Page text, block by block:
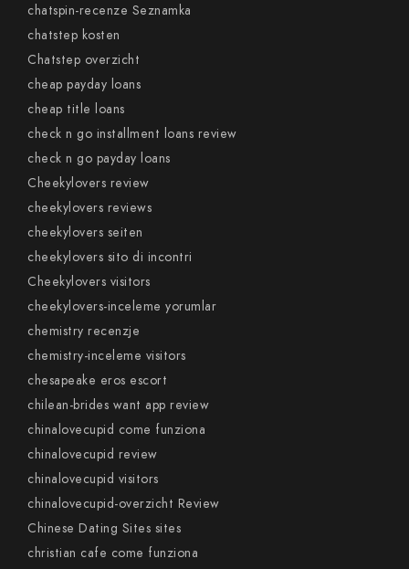
chatspin-recenze Seznamka
chatstep kosten
Chatstep overzicht
cheap payday loans
cheap title loans
check n go installment loans review
check n go payday loans
Cheekylovers review
cheekylovers reviews
cheekylovers seiten
cheekylovers sito di incontri
Cheekylovers visitors
cheekylovers-inceleme yorumlar
chemistry recenzje
chemistry-inceleme visitors
chesapeake eros escort
chilean-brides want app review
chinalovecupid come funziona
chinalovecupid review
chinalovecupid visitors
chinalovecupid-overzicht Review
Chinese Dating Sites sites
christian cafe come funziona